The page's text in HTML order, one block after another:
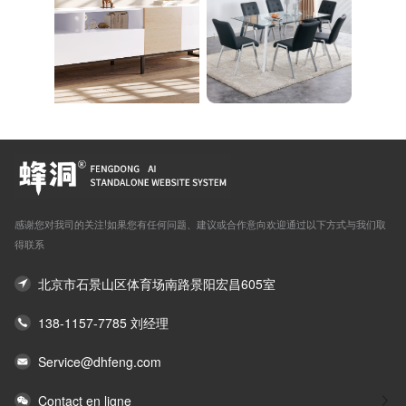
感谢您对我司的关注!如果您有任何问题、建议或合作意向欢迎通过以下方式与我们取
得联系
北京市石景山区体育场南路景阳宏昌605室
138-1157-7785 刘经理
Service@dhfeng.com
Contact en ligne